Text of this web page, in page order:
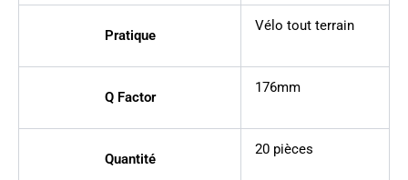
Pratique
Vélo tout terrain
Q Factor
176mm
Quantité
20 pièces